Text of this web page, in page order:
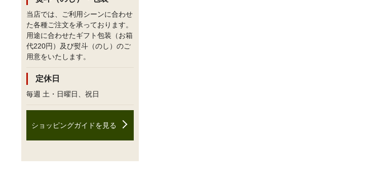
当店では、ご利用シーンに合わせ
た各種ご注文を承っております。
用途に合わせたギフト包装（お箱
代220円）及び熨斗（のし）のご
用意をいたします。
定休日
毎週 土・日曜日、祝日
ショッピングガイドを見る